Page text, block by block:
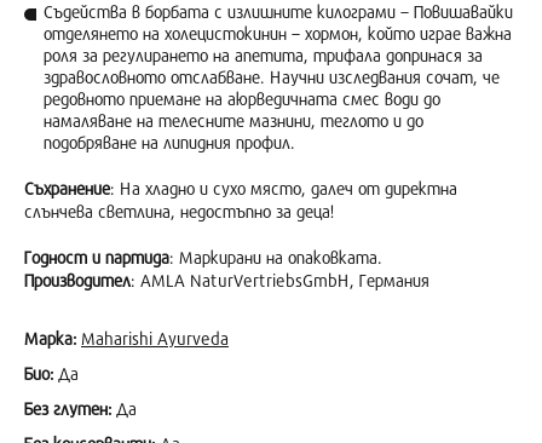
Съдейства в борбата с излишните килограми – Повишавайки
отделянето на холецистокинин – хормон, който играе важна
роля за регулирането на апетита, трифала допринася за
здравословното отслабване. Научни изследвания сочат, че
редовното приемане на аюрведичната смес води до
намаляване на телесните мазнини, теглото и до
подобряване на липидния профил.
Съхранение: На хладно и сухо място, далеч от директна
слънчева светлина, недостъпно за деца!
Годност и партида: Маркирани на опаковката.
Производител: AMLA NaturVertriebsGmbH, Германия
Марка: Maharishi Ayurveda
Био: Да
Без глутен: Да